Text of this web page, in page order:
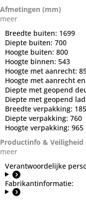
Afmetingen (mm)
meer
Breedte buiten: 1699
Diepte buiten: 700
Hoogte buiten: 800
Hoogte binnen: 543
Hoogte met aanrecht:
Hoogte met aanrecht
Diepte met geopend
Diepte met geopend
Breedte verpakking:
Diepte verpakking: 760
Hoogte verpakking: 965
Productinfo & Veiligheid
meer
Verantwoordelijke
Fabrikantinformatie: